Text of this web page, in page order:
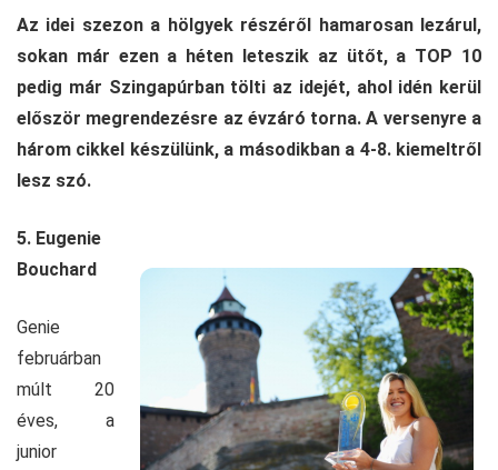
Az idei szezon a hölgyek részéről hamarosan lezárul,
sokan már ezen a héten leteszik az ütőt, a TOP 10
pedig már Szingapúrban tölti az idejét, ahol idén kerül
először megrendezésre az évzáró torna. A versenyre a
három cikkel készülünk, a másodikban a 4-8. kiemeltről
lesz szó.
5. Eugenie
Bouchard
Genie
februárban
múlt 20
éves, a
junior